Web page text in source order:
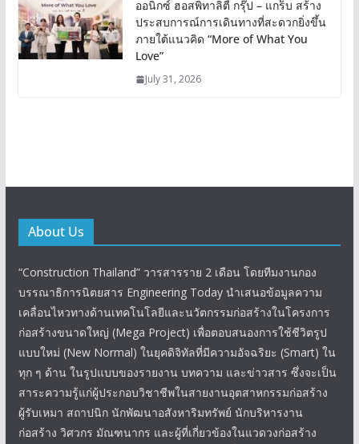
ออนิกซ์ ฮอสพิทาลิตี้ กรุ๊ป – แกร็บ สร้าง
ประสบการณ์การเดินทางที่สะดวกยิ่งขึ้น
ภายใต้แนวคิด “More of What You
Love”
July 31, 2026
About Us
“Construction Thailand” วารสารราย 2 เดือน โดยทีมงานกอง
บรรณาธิการนิตยสาร Engineering Today นำเสนอข้อมูลความ
เคลื่อนไหวทางด้านเทคโนโลยีและนวัตกรรมก่อสร้างในโครงการ
ก่อสร้างขนาดใหญ่ (Mega Project) เพื่อตอบสนองการใช้ชีวิตรูป
แบบใหม่ (New Normal) ในยุคดิจิทัลที่มีความอัจฉริยะ (Smart) ใน
ทุก ๆ ด้าน ในรูปแบบของรายงาน บทความ และข่าวสาร ซึ่งจะเป็น
สาระความรู้แก่ผู้ประกอบวิชาชีพในสายงานอุตสาหกรรมก่อสร้าง
ผู้รับเหมา สถาปนิก นักพัฒนาอสังหาริมทรัพย์ นักบริหารงาน
ก่อสร้าง วิศวกร มัณฑนากร และผู้ที่เกี่ยวข้องในแวดวงก่อสร้าง